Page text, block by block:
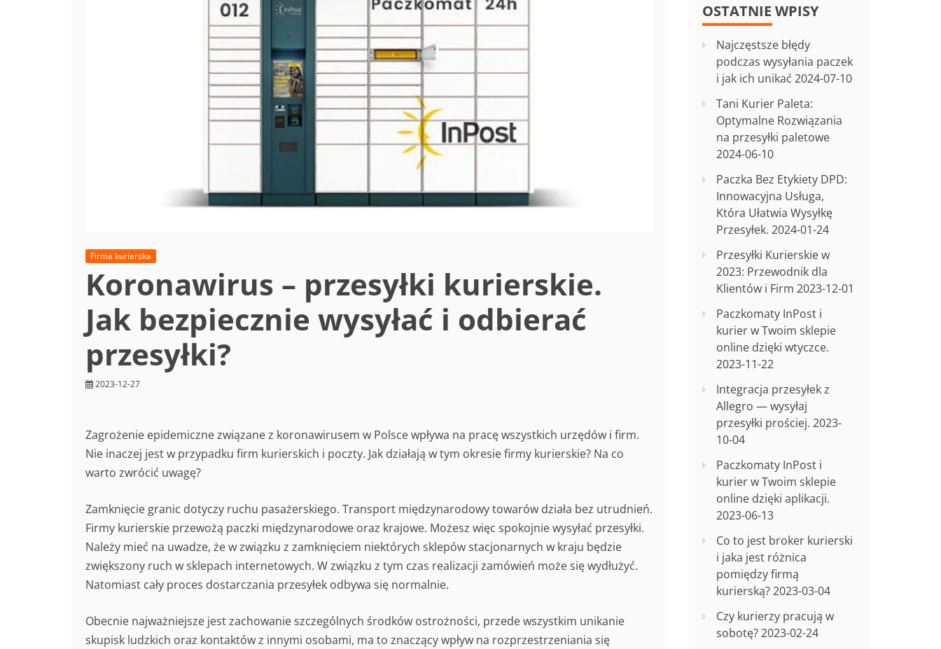
Firma kurierska
Koronawirus – przesyłki kurierskie.
Jak bezpiecznie wysyłać i odbierać
przesyłki?
2023-12-27
Zagrożenie epidemiczne związane z koronawirusem w Polsce wpływa na pracę wszystkich urzędów i firm.
Nie inaczej jest w przypadku firm kurierskich i poczty. Jak działają w tym okresie firmy kurierskie? Na co
warto zwrócić uwagę?
Zamknięcie granic dotyczy ruchu pasażerskiego. Transport międzynarodowy towarów działa bez utrudnień.
Firmy kurierskie przewożą paczki międzynarodowe oraz krajowe. Możesz więc spokojnie wysyłać przesyłki.
Należy mieć na uwadze, że w związku z zamknięciem niektórych sklepów stacjonarnych w kraju będzie
zwiększony ruch w sklepach internetowych. W związku z tym czas realizacji zamówień może się wydłużyć.
Natomiast cały proces dostarczania przesyłek odbywa się normalnie.
Obecnie najważniejsze jest zachowanie szczególnych środków ostrożności, przede wszystkim unikanie
skupisk ludzkich oraz kontaktów z innymi osobami, ma to znaczący wpływ na rozprzestrzeniania się
OSTATNIE WPISY
Najczęstsze błędy
podczas wysyłania paczek
i jak ich unikać 2024-07-10
Tani Kurier Paleta:
Optymalne Rozwiązania
na przesyłki paletowe
2024-06-10
Paczka Bez Etykiety DPD:
Innowacyjna Usługa,
Która Ułatwia Wysyłkę
Przesyłek. 2024-01-24
Przesyłki Kurierskie w
2023: Przewodnik dla
Klientów i Firm 2023-12-01
Paczkomaty InPost i
kurier w Twoim sklepie
online dzięki wtyczce.
2023-11-22
Integracja przesyłek z
Allegro — wysyłaj
przesyłki prościej. 2023-
10-04
Paczkomaty InPost i
kurier w Twoim sklepie
online dzięki aplikacji.
2023-06-13
Co to jest broker kurierski
i jaka jest różnica
pomiędzy firmą
kurierską? 2023-03-04
Czy kurierzy pracują w
sobotę? 2023-02-24